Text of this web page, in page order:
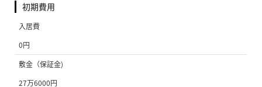
初期費用
入居費
0円
敷金（保証金)
27万6000円